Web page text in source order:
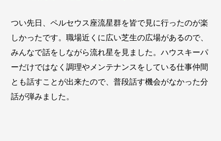
つい先日、ペルセウス座流星群を皆で見に行ったのが楽
しかったです。職場近くに広い芝生の広場があるので、
みんなで話をしながら流れ星を見ました。ハウスキーパ
ーだけではなく調理やメンテナンスをしている仕事仲間
とも話すことが出来たので、普段話す機会がなかった分
話が弾みました。